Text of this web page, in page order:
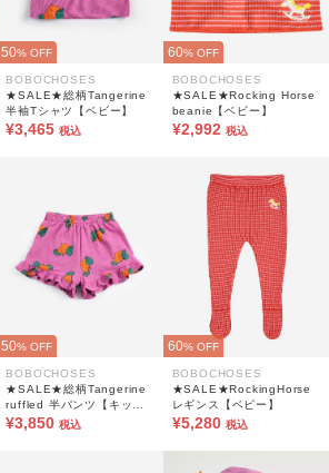
50% OFF
BOBOCHOSES
★SALE★総柄Tangerine
半袖Tシャツ【ベビー】
¥3,465 税込
60% OFF
BOBOCHOSES
★SALE★Rocking Horse
beanie【ベビー】
¥2,992 税込
50% OFF
BOBOCHOSES
★SALE★総柄Tangerine
ruffled 半パンツ【キッ
ズ】
¥3,850 税込
60% OFF
BOBOCHOSES
★SALE★RockingHorse
レギンス【ベビー】
¥5,280 税込